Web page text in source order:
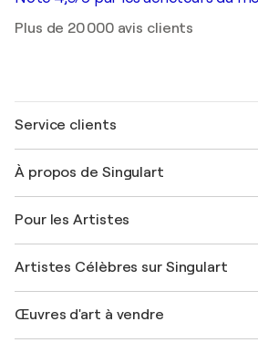
Plus de 20 000 avis clients
Service clients
Expédition
Offrir une carte cadeau
Rejoignez notre programme
Mon compte
+33 1 76 44 06 42
À propos de Singulart
FAQ
Magazine Singulart
Emplois
Découvrez une sélection d'art original
Pour les Artistes
Se connecter en tant qu'Artiste
Artistes Célèbres sur Singulart
Marc Chagall
Œuvres d'art à vendre